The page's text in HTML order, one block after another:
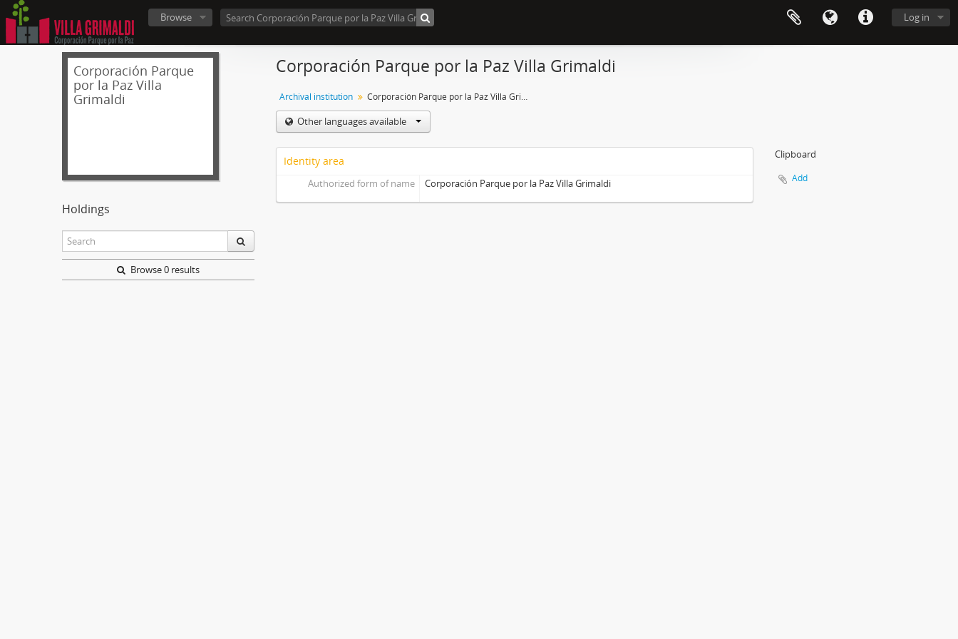
Log in
Browse
Corporación Parque
por la Paz Villa
Grimaldi
Holdings
Browse 0 results
Corporación Parque por la Paz Villa Grimaldi
Archival institution Corporación Parque por la Paz Villa Grimaldi
Other languages available
Identity area
Authorized form of name Corporación Parque por la Paz Villa Grimaldi
Clipboard
Add